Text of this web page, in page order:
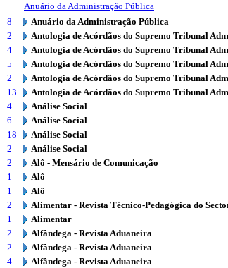
Anuário da Administração Pública
8
Anuário da Administração Pública
2
Antologia de Acórdãos do Supremo Tribunal
4
Antologia de Acórdãos do Supremo Tribunal
5
Antologia de Acórdãos do Supremo Tribunal
2
Antologia de Acórdãos do Supremo Tribunal
13
Antologia de Acórdãos do Supremo Tribunal
4
Análise Social
6
Análise Social
18
Análise Social
2
Análise Social
2
Alô - Mensário de Comunicação
1
Alô
1
Alô
2
Alimentar - Revista Técnico-Pedagógica do
1
Alimentar
2
Alfândega - Revista Aduaneira
2
Alfândega - Revista Aduaneira
4
Alfândega - Revista Aduaneira